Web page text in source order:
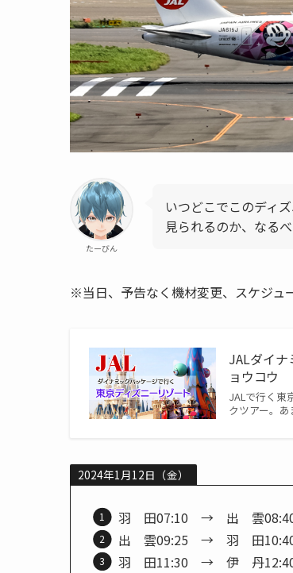
たーびん
いつどこでこのディ
見られるのか、なる
※当日、予告なく機材変更、スケジュ
JALダイ
ョウコウ
JALで行く東
クツアー。
2024年1月12日（金）
羽 田07:10 → 出 雲
出 雲09:25 → 羽 田
羽 田11:30 → 伊 丹